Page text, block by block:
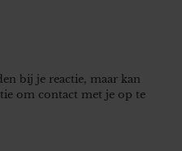
bij je reactie, maar kan
om contact met je op te